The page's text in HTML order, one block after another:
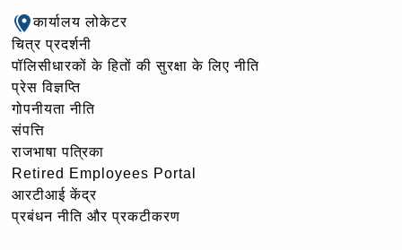
कार्यालय लोकेटर
चित्र प्रदर्शनी
पॉलिसीधारकों के हितों की सुरक्षा के लिए नीति
प्रेस विज्ञप्ति
गोपनीयता नीति
संपत्ति
राजभाषा पत्रिका
Retired Employees Portal
आरटीआई केंद्र
प्रबंधन नीति और प्रकटीकरण